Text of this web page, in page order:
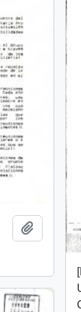
Añadir